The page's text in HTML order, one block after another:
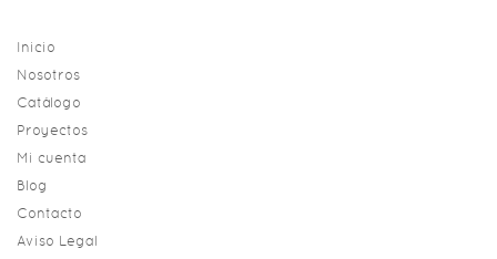
Inicio
Nosotros
Catálogo
Proyectos
Mi cuenta
Blog
Contacto
Aviso Legal